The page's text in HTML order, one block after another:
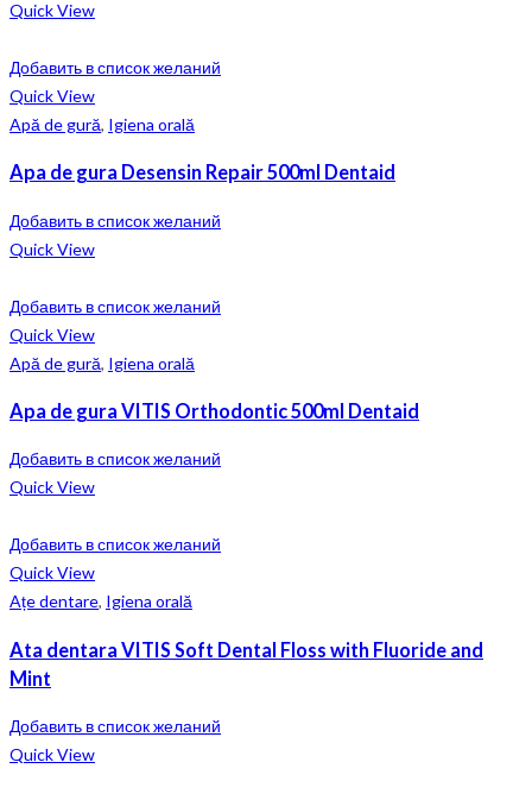
Quick View
Добавить в список желаний
Quick View
Apă de gură, Igiena orală
Apa de gura Desensin Repair 500ml Dentaid
Добавить в список желаний
Quick View
Добавить в список желаний
Quick View
Apă de gură, Igiena orală
Apa de gura VITIS Orthodontic 500ml Dentaid
Добавить в список желаний
Quick View
Добавить в список желаний
Quick View
Ațe dentare, Igiena orală
Ata dentara VITIS Soft Dental Floss with Fluoride and
Mint
Добавить в список желаний
Quick View